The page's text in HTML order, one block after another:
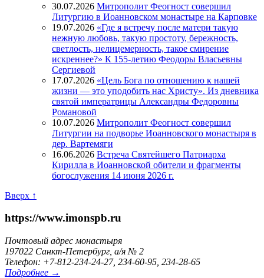
30.07.2026 Митрополит Феогност совершил
Литургию в Иоанновском монастыре на Карповке
19.07.2026 «Где я встречу после матери такую
нежную любовь, такую простоту, бережность,
светлость, нелицемерность, такое смирение
искреннее?» К 155-летию Феодоры Власьевны
Сергиевой
17.07.2026 «Цель Бога по отношению к нашей
жизни — это уподобить нас Христу». Из дневника
святой императрицы Александры Федоровны
Романовой
10.07.2026 Митрополит Феогност совершил
Литургии на подворье Иоанновского монастыря в
дер. Вартемяги
16.06.2026 Встреча Святейшего Патриарха
Кирилла в Иоанновской обители и фрагменты
богослужения 14 июня 2026 г.
Вверх ↑
https://www.imonspb.ru
Почтовый адрес монастыря
197022 Санкт-Петербург, а/я № 2
Телефон: +7-812-234-24-27, 234-60-95, 234-28-65
Подробнее →